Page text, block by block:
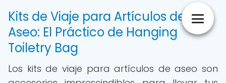
Kits de Viaje para Artículos de
Aseo: El Práctico de Hanging
Toiletry Bag
Los kits de viaje para artículos de aseo son